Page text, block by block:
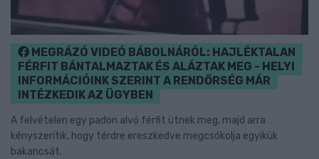
MEGRÁZÓ VIDEÓ BÁBOLNÁRÓL: HAJLÉKTALAN
FÉRFIT BÁNTALMAZTAK ÉS ALÁZTAK MEG - HELYI
INFORMÁCIÓINK SZERINT A RENDŐRSÉG MÁR
INTÉZKEDIK AZ ÜGYBEN
A felvételen egy padon alvó férfit ütnek meg, majd arra
kényszerítik, hogy térdre ereszkedve megcsókolja egyikük
bakancsát.